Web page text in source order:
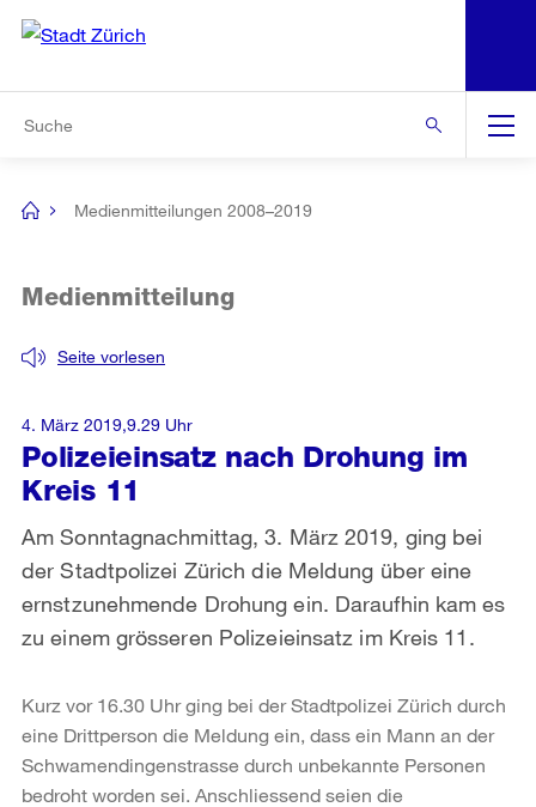
Navigation
[no
Medienmitteilungen 2008–2019
Polizeieinsatz nach Drohung im
Kreis 11
Seite vorlesen
Medienmitteilung
Am Sonntagnachmittag, 3. März 2019, ging bei
der Stadtpolizei Zürich die Meldung über eine
ernstzunehmende Drohung ein. Daraufhin kam es
zu einem grösseren Polizeieinsatz im Kreis 11.
4. März 2019,9.29 Uhr
Kurz vor 16.30 Uhr ging bei der Stadtpolizei Zürich durch
eine Drittperson die Meldung ein, dass ein Mann an der
Schwamendingenstrasse durch unbekannte Personen
bedroht worden sei. Anschliessend seien die